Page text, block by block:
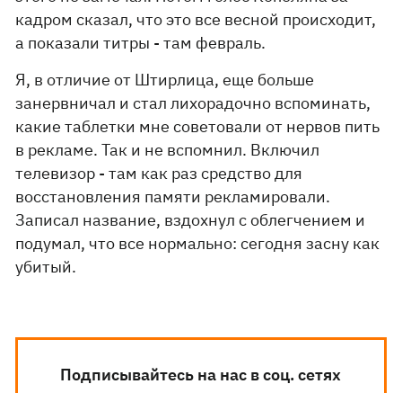
кадром сказал, что это все весной происходит,
а показали титры - там февраль.
Я, в отличие от Штирлица, еще больше
занервничал и стал лихорадочно вспоминать,
какие таблетки мне советовали от нервов пить
в рекламе. Так и не вспомнил. Включил
телевизор - там как раз средство для
восстановления памяти рекламировали.
Записал название, вздохнул с облегчением и
подумал, что все нормально: сегодня засну как
убитый.
Подписывайтесь на нас в соц. сетях